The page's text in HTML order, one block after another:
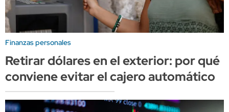
Finanzas personales
Retirar dólares en el exterior: por qué
conviene evitar el cajero automático